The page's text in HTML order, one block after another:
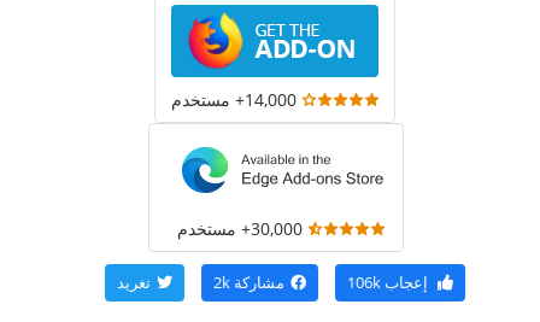
14,000+ مستخدم
30,000+ مستخدم
إعجاب106k مشاركة 2k تغريد